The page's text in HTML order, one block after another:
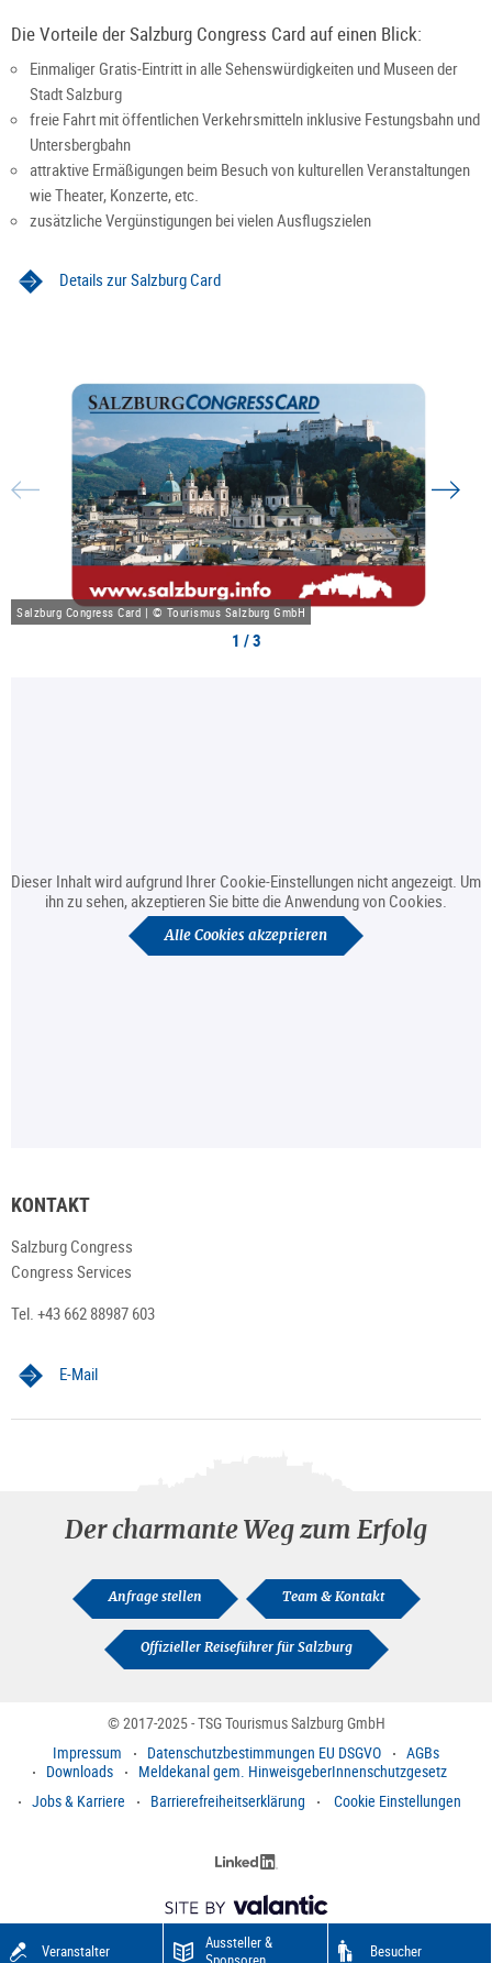
Die Vorteile der Salzburg Congress Card auf einen Blick:
Einmaliger Gratis-Eintritt in alle Sehenswürdigkeiten und Museen der
Stadt Salzburg
freie Fahrt mit öffentlichen Verkehrsmitteln inklusive Festungsbahn und
Untersbergbahn
attraktive Ermäßigungen beim Besuch von kulturellen Veranstaltungen
wie Theater, Konzerte, etc.
zusätzliche Vergünstigungen bei vielen Ausflugszielen
Details zur Salzburg Card
Salzburg Congress Card | © Tourismus Salzburg GmbH
1 / 3
Dieser Inhalt wird aufgrund Ihrer Cookie-Einstellungen nicht angezeigt. Um
ihn zu sehen, akzeptieren Sie bitte die Anwendung von Cookies.
Alle Cookies akzeptieren
KONTAKT
Salzburg Congress
Congress Services
Tel. +43 662 88987 603
E-Mail
Der charmante Weg zum Erfolg
Anfrage stellen Team & Kontakt
Offizieller Reiseführer für Salzburg
© 2017-2025 - TSG Tourismus Salzburg GmbH
Impressum
Datenschutzbestimmungen EU DSGVO
AGBs
Downloads
Meldekanal gem. HinweisgeberInnenschutzgesetz
Jobs & Karriere
Barrierefreiheitserklärung Cookie Einstellungen
Veranstalter
Aussteller &
Besucher